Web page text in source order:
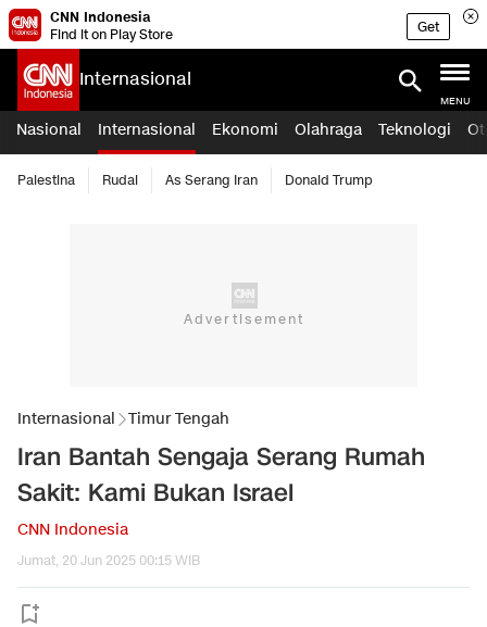
CNN Indonesia
Find it on Play Store
Get
Internasional
MENU
Nasional Internasional Ekonomi Olahraga Teknologi
Palestina Rudal As Serang Iran Donald Trump
Internasional Timur Tengah
Iran Bantah Sengaja Serang Rumah
Sakit: Kami Bukan Israel
CNN Indonesia
Jumat, 20 Jun 2025 00:15 WIB